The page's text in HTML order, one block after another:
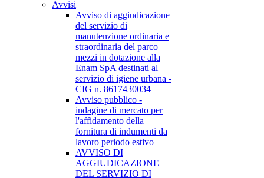
Avvisi
Avviso di aggiudicazione
del servizio di
manutenzione ordinaria e
straordinaria del parco
mezzi in dotazione alla
Enam SpA destinati al
servizio di igiene urbana -
CIG n. 8617430034
Avviso pubblico -
indagine di mercato per
l'affidamento della
fornitura di indumenti da
lavoro periodo estivo
AVVISO DI
AGGIUDICAZIONE
DEL SERVIZIO DI